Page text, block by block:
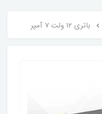
باتری ۱۲ ولت ۷ آمپر